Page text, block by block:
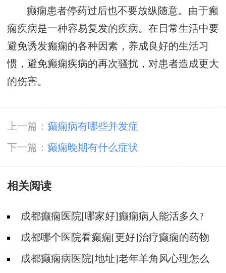
癫痫患者停药过后也不要放纵随意。由于癫
痫疾病是一种容易复发的疾病。在日常生活中要
避免诱发癫痫的各种因素，养成良好的生活习
惯，避免癫痫疾病的再次骚扰，对患者造成更大
的伤害。
上一篇： 癫痫病有哪些并发症
下一篇： 癫痫晚期有什么症状
相关阅读
成都癫痫医院[哪家好]癫痫病人能活多久?
成都哪个医院看癫痫[更好]治疗癫痫的药物
不良反应是什么?
成都癫痫病医院[地址]老年羊角风心理怎么